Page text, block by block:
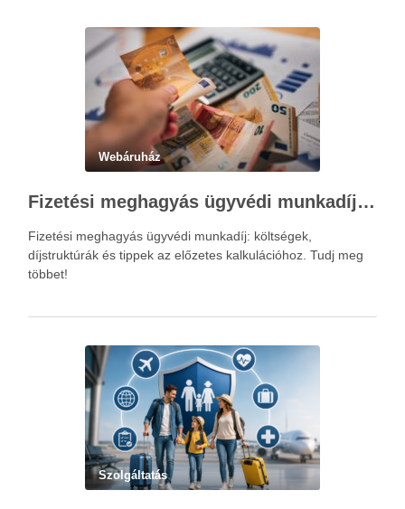
Webáruház
Fizetési meghagyás ügyvédi munkadíja: teljes költségvetési útmutató
Fizetési meghagyás ügyvédi munkadíj: költségek,
díjstruktúrák és tippek az előzetes kalkulációhoz. Tudj meg
többet!
Szolgáltatás